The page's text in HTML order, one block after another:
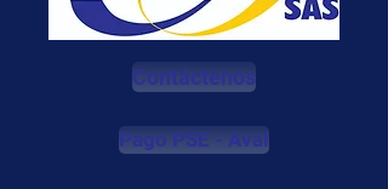
Contáctenos
Pago PSE - Aval